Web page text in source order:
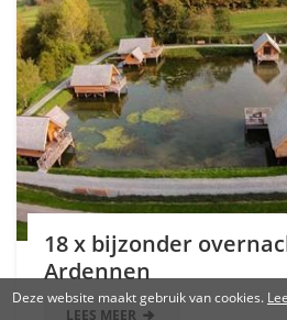
18 x bijzonder
Ardennen
LEES MEER
Deze website maakt gebruik van cookies.